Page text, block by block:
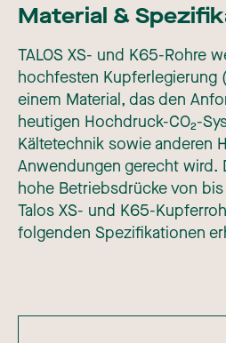
Material &
TALOS XS- und K65-Rohre
hochfesten Kupferlegierung
einem Material, das den
heutigen Hochdruck-CO₂-
Kältetechnik sowie anderen
Anwendungen gerecht wird.
hohe Betriebsdrücke von
Talos XS- und K65-
folgenden Spezifikationen